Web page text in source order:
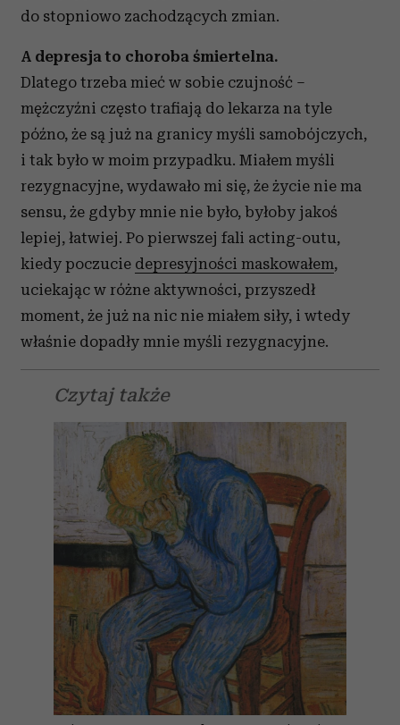
do stopniowo zachodzących zmian.
A depresja to choroba śmiertelna.
Dlatego trzeba mieć w sobie czujność –
mężczyźni często trafiają do lekarza na tyle
późno, że są już na granicy myśli samobójczych,
i tak było w moim przypadku. Miałem myśli
rezygnacyjne, wydawało mi się, że życie nie ma
sensu, że gdyby mnie nie było, byłoby jakoś
lepiej, łatwiej. Po pierwszej fali acting-outu,
kiedy poczucie depresyjności maskowałem,
uciekając w różne aktywności, przyszedł
moment, że już na nic nie miałem siły, i wtedy
właśnie dopadły mnie myśli rezygnacyjne.
Czytaj także